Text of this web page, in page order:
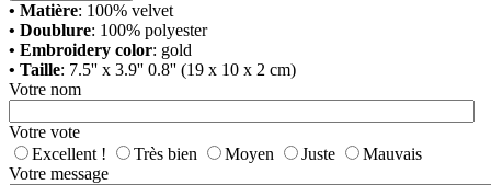
• Matière: 100% velvet
• Doublure: 100% polyester
• Embroidery color: gold
• Taille: 7.5'' x 3.9'' 0.8'' (19 x 10 x 2 cm)
Votre nom
Votre vote
Excellent !
Très bien Moyen Juste
Mauvais
Votre message